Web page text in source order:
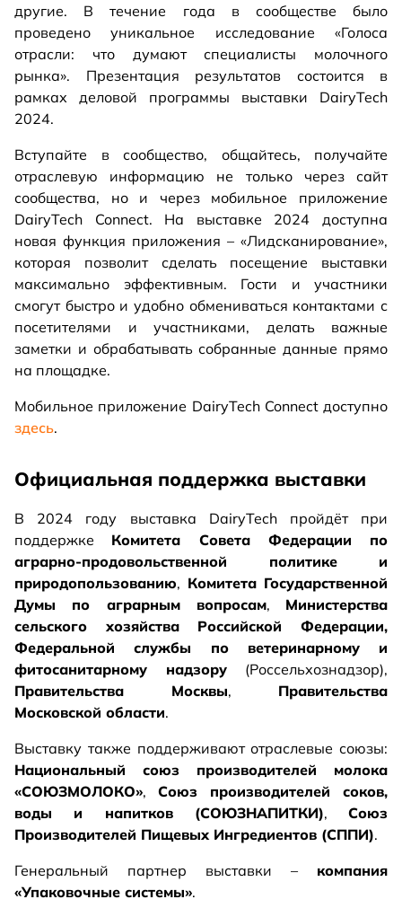
другие. В течение года в сообществе было
проведено уникальное исследование «Голоса
отрасли: что думают специалисты молочного
рынка». Презентация результатов состоится в
рамках деловой программы выставки DairyTech
2024.
Вступайте в сообщество, общайтесь, получайте
отраслевую информацию не только через сайт
сообщества, но и через мобильное приложение
DairyTech Connect. На выставке 2024 доступна
новая функция приложения – «Лидсканирование»,
которая позволит сделать посещение выставки
максимально эффективным. Гости и участники
смогут быстро и удобно обмениваться контактами с
посетителями и участниками, делать важные
заметки и обрабатывать собранные данные прямо
на площадке.
Мобильное приложение DairyTech Connect доступно
здесь.
Официальная поддержка выставки
В 2024 году выставка DairyTech пройдёт при
поддержке Комитета Совета Федерации по
аграрно-продовольственной политике и
природопользованию, Комитета Государственной
Думы по аграрным вопросам, Министерства
сельского хозяйства Российской Федерации,
Федеральной службы по ветеринарному и
фитосанитарному надзору (Россельхознадзор),
Правительства Москвы, Правительства
Московской области.
Выставку также поддерживают отраслевые союзы:
Национальный союз производителей молока
«СОЮЗМОЛОКО», Союз производителей соков,
воды и напитков (СОЮЗНАПИТКИ), Союз
Производителей Пищевых Ингредиентов (СППИ).
Генеральный партнер выставки – компания
«Упаковочные системы».